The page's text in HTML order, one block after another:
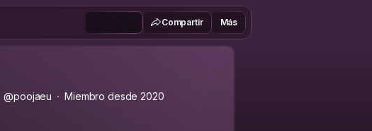
Compartir Más
@poojaeu Miembro desde 2020